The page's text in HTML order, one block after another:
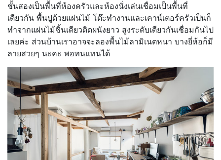
ชั้นสองเป็นพื้นที่ห้องครัวและห้องนั่งเล่นเชื่อมเป็นพื้นที่
เดียวกัน พื้นปูด้วยแผ่นไม้ โต๊ะทำงานและเคาน์เตอร์ครัวเป็นก็
ทำจากแผ่นไม้ชิ้นเดียวติดผนังยาว สูงระดับเดียวกันเชื่อมกันไป
เลยค่ะ ส่วนบ้านเราอาจจะลองพื้นไม้ลามิเนตหนา บางยี่ห้อก็มี
ลายสวยๆ นะคะ พอทนแทนได้